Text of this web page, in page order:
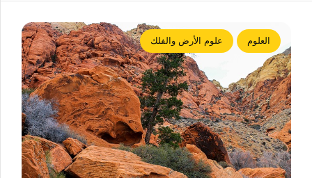
العلوم علوم الأرض والفلك